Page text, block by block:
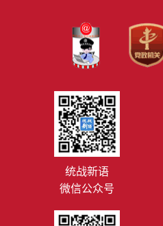
统战新语
微信公众号